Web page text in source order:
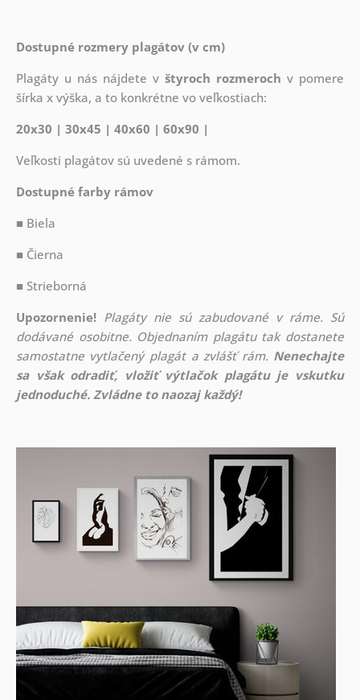
Dostupné rozmery plagátov (v cm)
Plagáty u nás nájdete vštyroch rozmeroch v pomere
šírka x výška, a to konkrétne vo veľkostiach:
20x30 | 30x45 | 40x60 | 60x90 |
Veľkosti plagátov sú uvedené s rámom.
Dostupné farby rámov
■ Biela
■ Čierna
■ Strieborná
Upozornenie! Plagáty nie sú zabudované v ráme. Sú
dodávané osobitne. Objednaním plagátu tak dostanete
samostatne vytlačený plagát a zvlášť rám. Nenechajte
sa však odradiť, vložiť výtlačok plagátu je vskutku
jednoduché. Zvládne to naozaj každý!